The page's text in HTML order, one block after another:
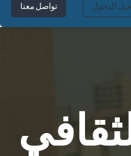
الدخول تواصل معنا